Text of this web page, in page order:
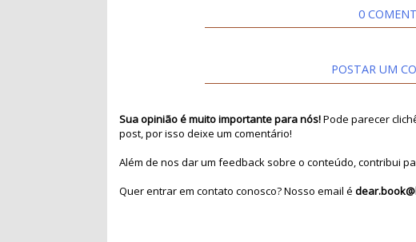
0
POSTAR UM
Sua opinião é muito importante para nós!Pode parecer
post, por isso deixe um comentário!
Além de nos dar um feedback sobre o conteúdo, contribui
Quer entrar em contato conosco? Nosso email é